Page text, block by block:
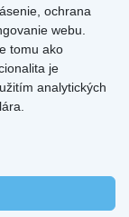
ochrana
webu.
tomu ako
je
analytických